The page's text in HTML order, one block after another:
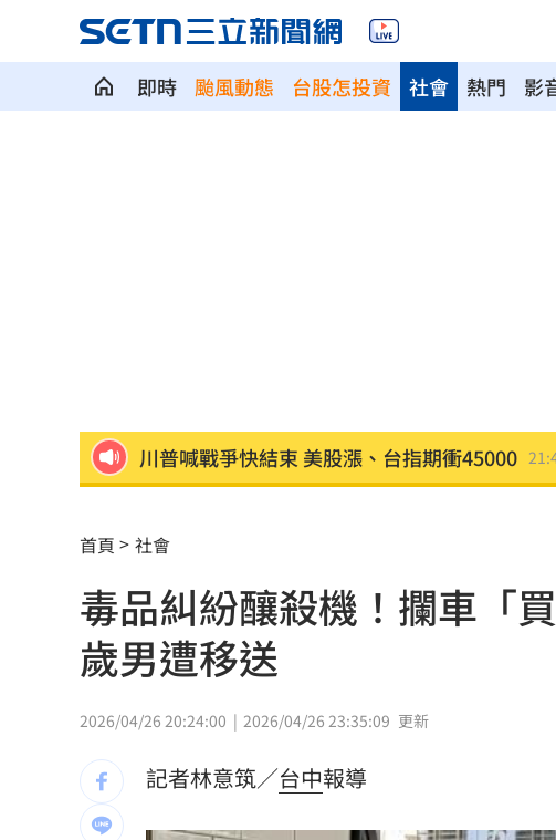
即時 颱風動態 台股怎投資 熱門 影
社會
川普喊戰爭快結束 美股漲、台指期衝45000
燈桿「孵蛋」路口影像直播紅鳩輪流護蛋
減碳行動開跑！台新新光金控淨零論壇登場
合體沈伯洋 「過來人」陳時中送3叮嚀
兆基債務風暴！前董座李建成遭當庭逮補
首頁 社會
毒品糾紛釀殺機！攔車「
歲男遭移送
2026/04/26 20:24:00 2026/04/26 23:35:09 更新
記者林意筑／台中報導